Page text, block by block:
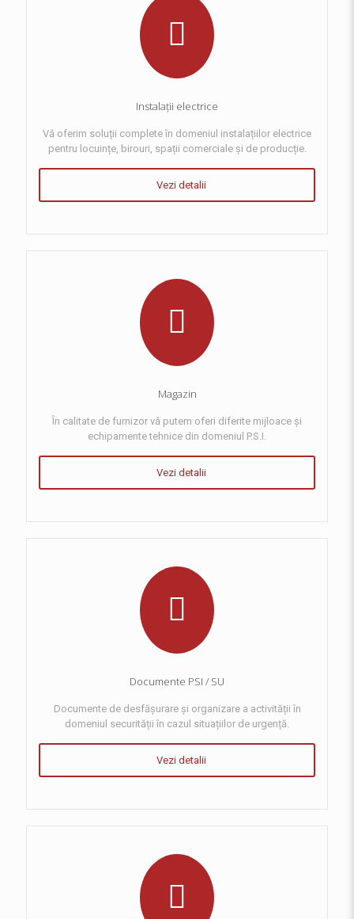
Instalații electrice
Vă oferim soluții complete în domeniul instalațiilor electrice
pentru locuințe, birouri, spații comerciale și de producție.
Vezi detalii
Magazin
În calitate de furnizor vă putem oferi diferite mijloace și
echipamente tehnice din domeniul P.S.I.
Vezi detalii
Documente PSI / SU
Documente de desfășurare și organizare a activității în
domeniul securității în cazul situațiilor de urgență.
Vezi detalii